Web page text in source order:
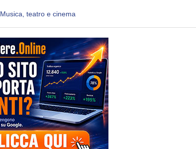
Musica, teatro e cinema